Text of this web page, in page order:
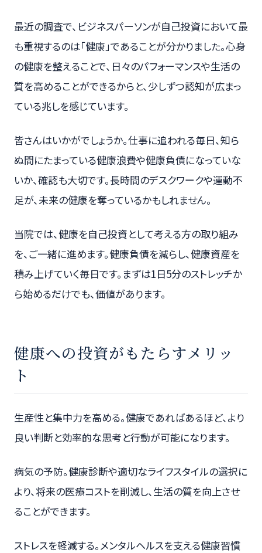
最近の調査で、ビジネスパーソンが自己投資において最
も重視するのは「健康」であることが分かりました。心身
の健康を整えることで、日々のパフォーマンスや生活の
質を高めることができるからと、少しずつ認知が広まっ
ている兆しを感じています。
皆さんはいかがでしょうか。仕事に追われる毎日、知ら
ぬ間にたまっている健康浪費や健康負債になっていな
いか、確認も大切です。長時間のデスクワークや運動不
足が、未来の健康を奪っているかもしれません。
当院では、健康を自己投資として考える方の取り組み
を、ご一緒に進めます。健康負債を減らし、健康資産を
積み上げていく毎日です。まずは1日5分のストレッチか
ら始めるだけでも、価値があります。
健康への投資がもたらすメリッ
ト
生産性と集中力を高める。健康であればあるほど、より
良い判断と効率的な思考と行動が可能になります。
病気の予防。健康診断や適切なライフスタイルの選択に
より、将来の医療コストを削減し、生活の質を向上させ
ることができます。
ストレスを軽減する。メンタルヘルスを支える健康習慣